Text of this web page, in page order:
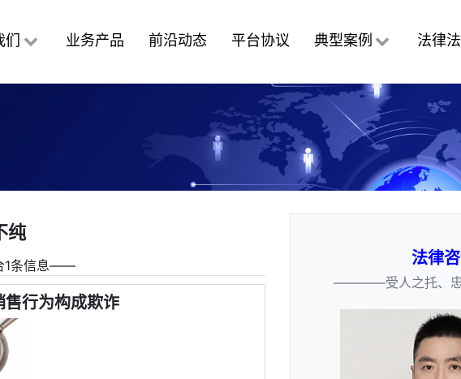
们 业务产品 前沿动态 平台协议 典型案例 法律
纯
1条信息――
售行为构成欺诈
法律
————受人之托、